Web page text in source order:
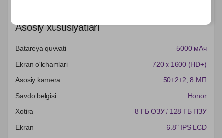
Asosiy xususiyatlari
Batareya quvvati
5000 мАч
Ekran o'lchamlari
720 x 1600 (HD+)
Asosiy kamera
50+2+2 , 8 МП
Savdo belgisi
Honor
Xotira
8 ГБ ОЗУ / 128 ГБ ПЗУ
Ekran
6.8" IPS LCD